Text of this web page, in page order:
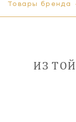
Товары бренда
ИЗ